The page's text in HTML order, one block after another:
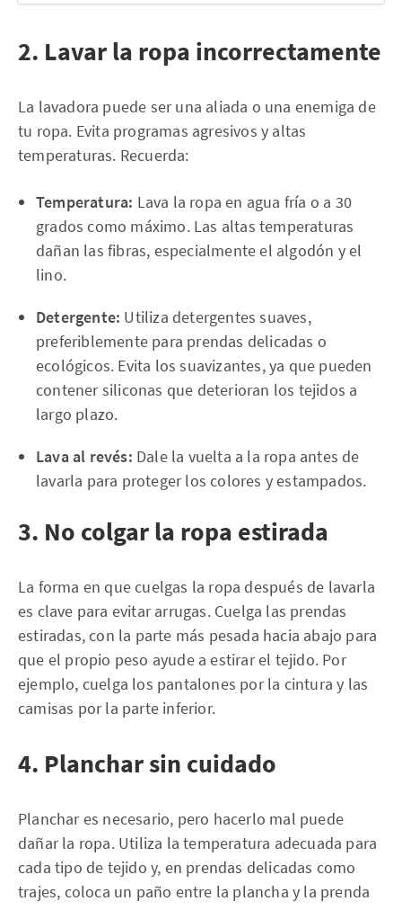
2. Lavar la ropa incorrectamente
La lavadora puede ser una aliada o una enemiga de
tu ropa. Evita programas agresivos y altas
temperaturas. Recuerda:
Temperatura: Lava la ropa en agua fría o a 30
grados como máximo. Las altas temperaturas
dañan las fibras, especialmente el algodón y el
lino.
Detergente: Utiliza detergentes suaves,
preferiblemente para prendas delicadas o
ecológicos. Evita los suavizantes, ya que pueden
contener siliconas que deterioran los tejidos a
largo plazo.
Lava al revés: Dale la vuelta a la ropa antes de
lavarla para proteger los colores y estampados.
3. No colgar la ropa estirada
La forma en que cuelgas la ropa después de lavarla
es clave para evitar arrugas. Cuelga las prendas
estiradas, con la parte más pesada hacia abajo para
que el propio peso ayude a estirar el tejido. Por
ejemplo, cuelga los pantalones por la cintura y las
camisas por la parte inferior.
4. Planchar sin cuidado
Planchar es necesario, pero hacerlo mal puede
dañar la ropa. Utiliza la temperatura adecuada para
cada tipo de tejido y, en prendas delicadas como
trajes, coloca un paño entre la plancha y la prenda